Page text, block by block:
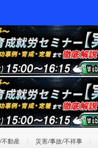
動産 災害/事故/不祥事